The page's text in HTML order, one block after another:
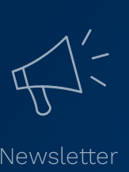
Newsletter